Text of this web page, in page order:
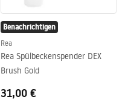
Benachrichtigen
Rea
Rea Spülbeckenspender DEX
Brush Gold
31,00 €